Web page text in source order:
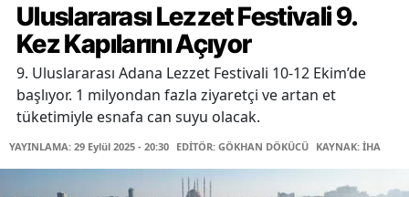
Uluslararası Lezzet Festivali 9.
Kez Kapılarını Açıyor
9. Uluslararası Adana Lezzet Festivali 10-12 Ekim’de
başlıyor. 1 milyondan fazla ziyaretçi ve artan et
tüketimiyle esnafa can suyu olacak.
YAYINLAMA: 29 Eylül 2025 - 20:30 EDİTÖR: GÖKHAN DÖKÜCÜ KAYNAK: İHA